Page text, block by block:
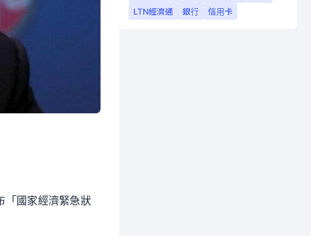
「國家經濟緊急狀
LTN經濟通
銀行 信用卡